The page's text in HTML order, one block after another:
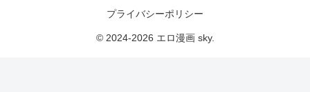
プライバシーポリシー
© 2024-2026 エロ漫画 sky.